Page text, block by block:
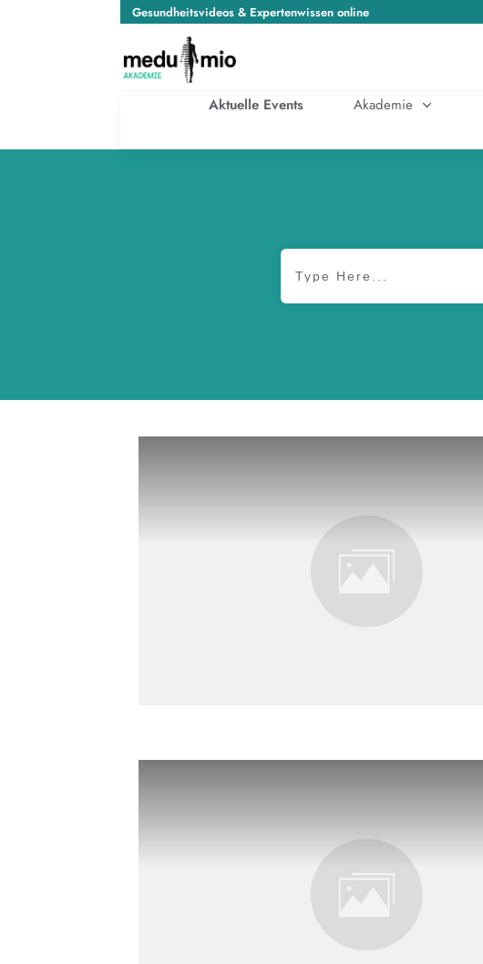
Gesundheitsvideos & Expertenwissen online
Aktuelle Events Akademie